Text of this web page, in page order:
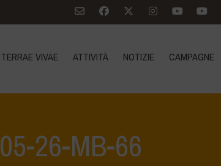
TERRAE VIVAE ATTIVITÀ NOTIZIE CAMPAGNE
26-MB-66